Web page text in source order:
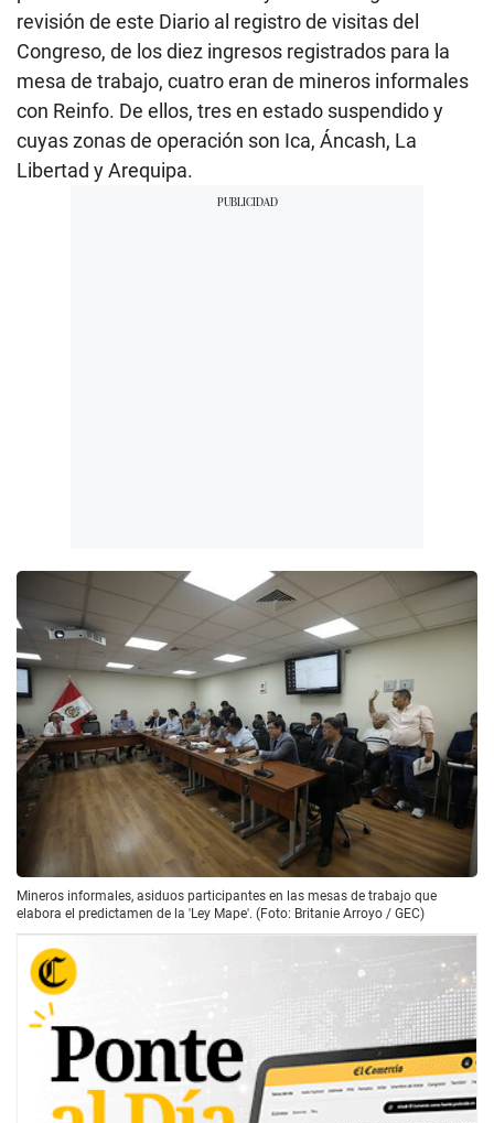
revisión de este Diario al registro de visitas del
Congreso, de los diez ingresos registrados para la
mesa de trabajo, cuatro eran de mineros informales
con Reinfo. De ellos, tres en estado suspendido y
cuyas zonas de operación son Ica, Áncash, La
Libertad y Arequipa.
Mineros informales, asiduos participantes en las mesas de trabajo que
elabora el predictamen de la 'Ley Mape'. (Foto: Britanie Arroyo / GEC)